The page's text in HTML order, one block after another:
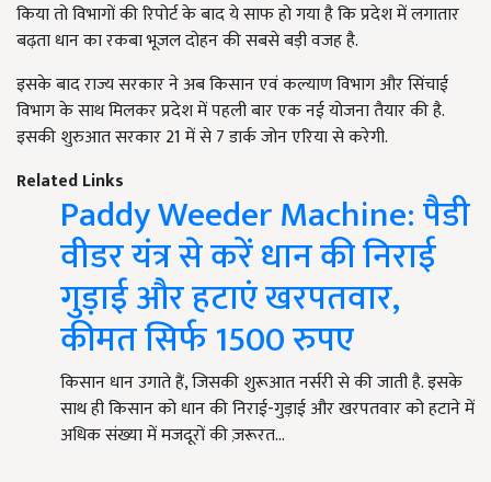
किया तो विभागों की रिपोर्ट के बाद ये साफ हो गया है कि प्रदेश में लगातार
बढ़ता धान का रकबा भूजल दोहन की सबसे बड़ी वजह है.
इसके बाद राज्य सरकार ने अब किसान एवं कल्याण विभाग और सिंचाई
विभाग के साथ मिलकर प्रदेश में पहली बार एक नई योजना तैयार की है.
इसकी शुरुआत सरकार 21 में से 7 डार्क जोन एरिया से करेगी.
Related Links
Paddy Weeder Machine: पैडी
वीडर यंत्र से करें धान की निराई
गुड़ाई और हटाएं खरपतवार,
कीमत सिर्फ 1500 रुपए
किसान धान उगाते हैं, जिसकी शुरूआत नर्सरी से की जाती है. इसके
साथ ही किसान को धान की निराई-गुड़ाई और खरपतवार को हटाने में
अधिक संख्या में मजदूरों की ज़रूरत…